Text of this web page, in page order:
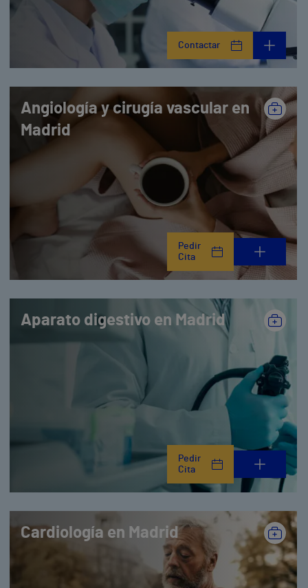
Contactar
Angiología y cirugía vascular en
Madrid
Pedir
Cita
Aparato digestivo en Madrid
Pedir
Cita
Cardiología en Madrid